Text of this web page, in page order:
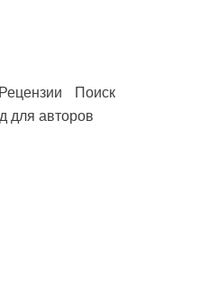
Рецензии
Поиск
для авторов